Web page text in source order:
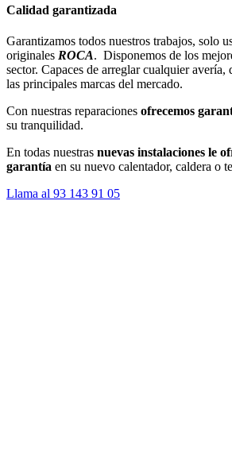
Calidad garantizada
Garantizamos todos nuestros trabajos, solo
originales ROCA. Disponemos de los
sector. Capaces de arreglar cualquier
las principales marcas del mercado.
Con nuestras reparaciones ofrecemos
su tranquilidad.
En todas nuestras nuevas instalaciones le
garantía en su nuevo calentador, caldera o
Llama al 93 143 91 05